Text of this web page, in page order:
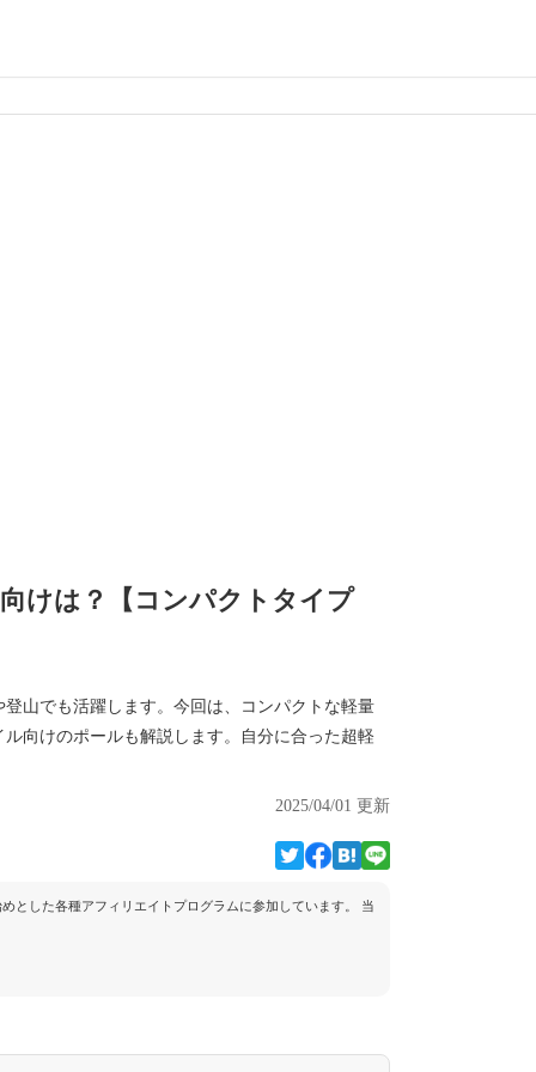
けは？【コンパクトタイプ
山でも活躍します。今回は、コンパクトな軽量
向けのポールも解説します。自分に合った超軽
2025/04/01 更新
とした各種アフィリエイトプログラムに参加しています。 当